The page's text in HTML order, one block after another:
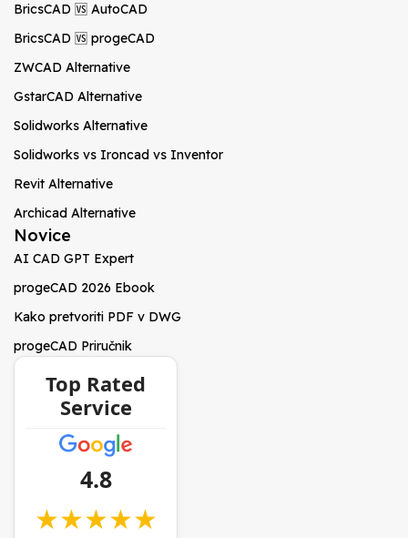
BricsCAD 🆚 AutoCAD
BricsCAD 🆚 progeCAD
ZWCAD Alternative
GstarCAD Alternative
Solidworks Alternative
Solidworks vs Ironcad vs Inventor
Revit Alternative
Archicad Alternative
Novice
AI CAD GPT Expert
progeCAD 2026 Ebook
Kako pretvoriti PDF v DWG
progeCAD Priručnik
Top Rated
Service
4.8
★★★★★